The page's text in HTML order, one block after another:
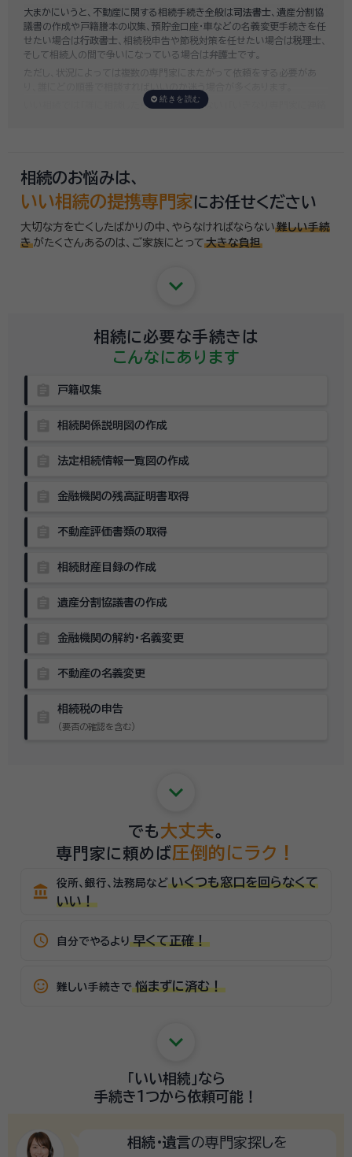
み依頼することも可能ですので、まずはお気軽にご相談ください。
大まかにいうと、不動産に関する相続手続き全般は司法書士 、遺産分割協
議書の作成や戸籍謄本の収集、預貯金口座・車などの名義変更手続きを任
せたい場合は行政書士 、相続税申告や節税対策を任せたい場合は税理士
そして相続人の間で争いになっている場合は弁護士です。
ただし、状況によっては複数の専門家にまたがって依頼をする必要があ
いい相続では「誰に相談したらいいかわからない」「いきなり専門家に連絡
相続のお悩みは、
いい相続の提携専門家にお任せください
大切な方を亡くしたばかりの中、やらなければならない 難しい手続
き がたくさんあるのは、 ご家族にとって 大きな負担
keyboard_arrow_down
相続に必要な手続きは
こんなにあります
戸籍収集
相続関係説明図の作成
法定相続情報一覧図の作成
金融機関の残高証明書取得
不動産評価書類の取得
相続財産目録の作成
遺産分割協議書の作成
金融機関の解約・名義変更
不動産の名義変更
相続税の申告
（要否の確認を含む）
keyboard_arrow_down
でも 大丈夫。
専門家に頼めば圧倒的にラク！
account_balance 役所、銀行、法務局など いくつも窓口を回らなくて
いい！
schedule 自分でやるより 早くて正確！
sentiment_satisfied_alt 難しい手続きで 悩まずに済む！
keyboard_arrow_down
「いい相続」なら
手続き1つから依頼可能！
相続・遺言の専門家探しを